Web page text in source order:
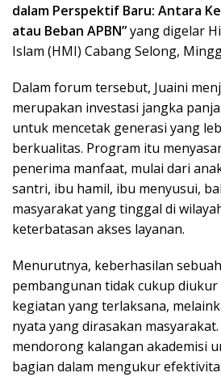
dalam Perspektif Baru: Antara
atau Beban APBN”yang digelar
Islam (HMI) Cabang Selong,
Dalam forum tersebut, Juaini
merupakan investasi jangka
untuk mencetak generasi yang
berkualitas. Program itu
penerima manfaat, mulai dari
santri, ibu hamil, ibu menyusui,
masyarakat yang tinggal di
keterbatasan akses layanan.
Menurutnya, keberhasilan
pembangunan tidak cukup diukur
kegiatan yang terlaksana,
nyata yang dirasakan
mendorong kalangan akademisi
bagian dalam mengukur